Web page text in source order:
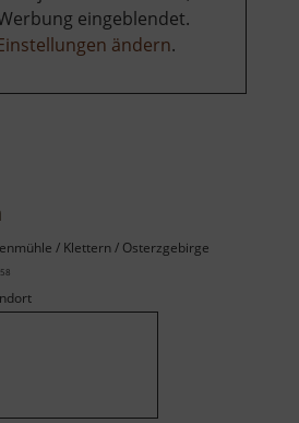
eingeblendet.
ändern.
/ Klettern / Osterzgebirge